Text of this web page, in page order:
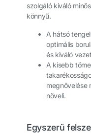
szolgáló kiváló
könnyű.
A hátsó
optimális
és kiváló
A kisebb
megnövelése
növeli.
Egyszerű